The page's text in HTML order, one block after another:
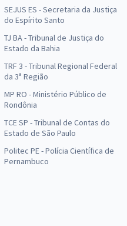
SEJUS ES - Secretaria da Justiça
do Espírito Santo
TJ BA - Tribunal de Justiça do
Estado da Bahia
TRF 3 - Tribunal Regional Federal
da 3ª Região
MP RO - Ministério Público de
Rondônia
TCE SP - Tribunal de Contas do
Estado de São Paulo
Politec PE - Polícia Científica de
Pernambuco